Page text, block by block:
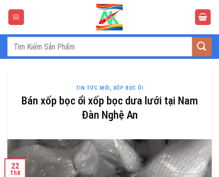
Tìm
TIN TỨC MỚI , XỐP BỌC ỔI
Bán xốp bọc ổi xốp bọc dưa lưới tại Nam
Đàn Nghệ An
22
Th8